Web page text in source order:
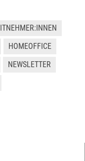
HOMEOFFICE
NEWSLETTER